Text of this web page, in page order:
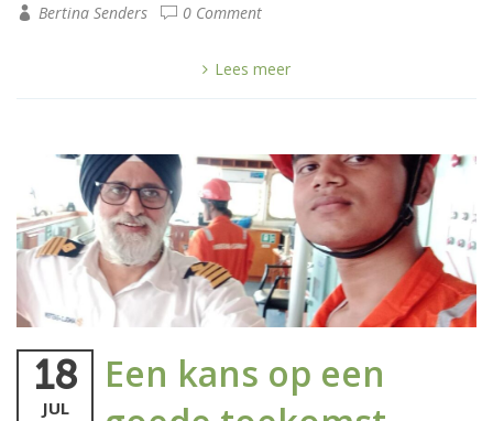
Bertina Senders 0 Comment
Lees meer
18
JUL
Een kans op een